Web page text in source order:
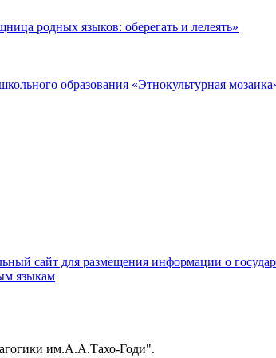
родных языков: оберегать и лелеять»
образования «Этнокультурная
им.А.А.Тахо-Годи".